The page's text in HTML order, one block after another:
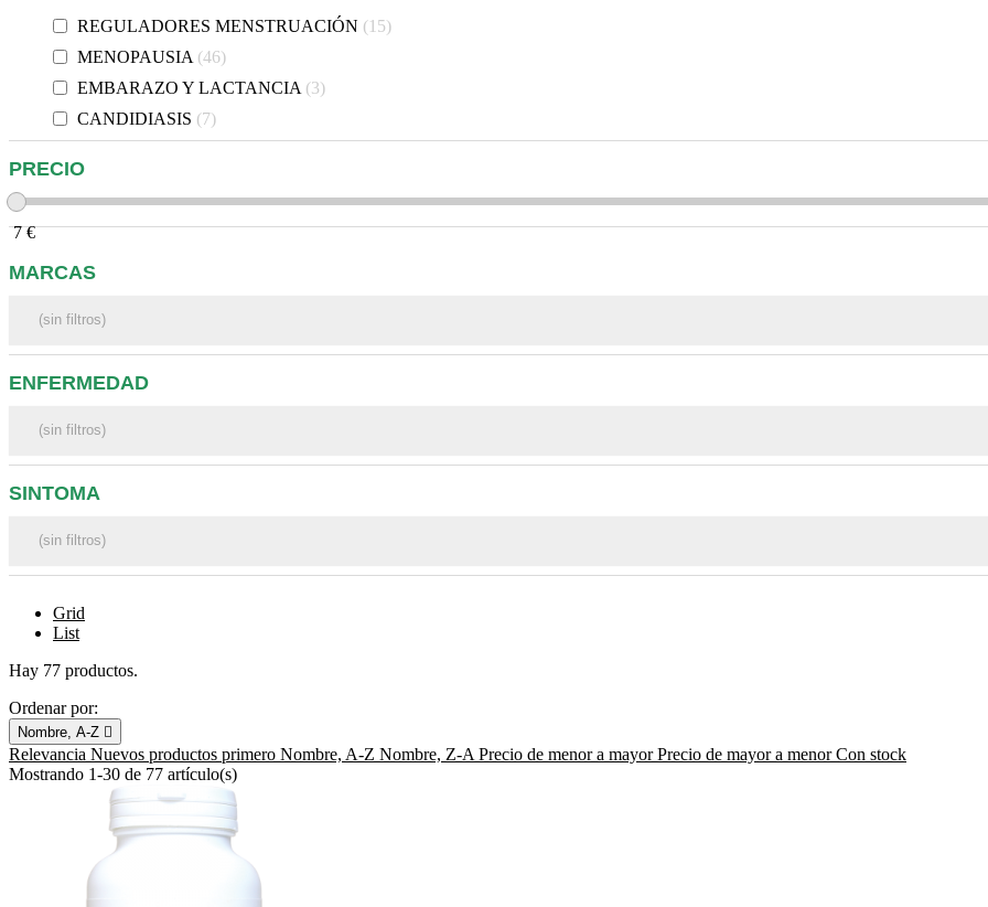
REGULADORES MENSTRUACIÓN
15
MENOPAUSIA 46
EMBARAZO Y LACTANCIA
3
CANDIDIASIS
7
PRECIO
7 €
MARCAS
ENFERMEDAD
SINTOMA
Grid
List
Hay 77 productos.
Ordenar por:
Nombre, A-Z 
Relevancia Nuevos productos primero Nombre, A-Z Nombre, Z-A Precio de menor a mayorPrecio de mayor a menorCon stock
Mostrando 1-30 de 77 artículo(s)